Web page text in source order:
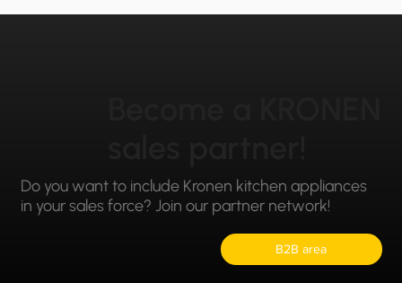
Do you want to include Kronen kitchen appliances
in your sales force? Join our partner network!
B2B area